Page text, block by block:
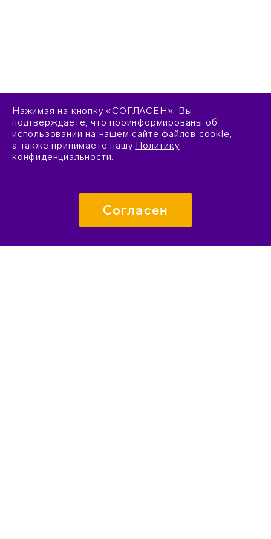
Нажимая на кнопку «СОГЛАСЕН», Вы
подтверждаете, что проинформированы об
использовании на нашем сайте файлов cookie,
а также принимаете нашу Политику
конфиденциальности.
Согласен